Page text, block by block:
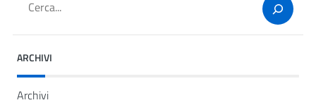
Cerca
ARCHIVI
Archivi